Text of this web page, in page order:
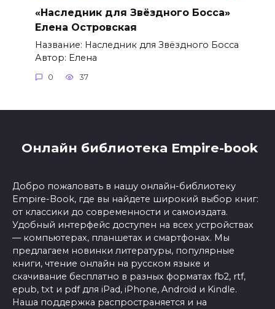
«Наследник для Звёздного Босса»
Елена Островская
Название: Наследник для Звёздного Босса
Автор: Елена
0 37
Онлайн библиотека Empire-book
Добро пожаловать в нашу онлайн-библиотеку
Empire-Book, где вы найдете широкий выбор книг:
от классики до современности и самоиздата.
Удобный интерфейс доступен на всех устройствах
— компьютерах, планшетах и смартфонах. Мы
предлагаем новинки литературы, популярные
книги, чтение онлайн на русском языке и
скачивание бесплатно в разных форматах fb2, rtf,
epub, txt и pdf для iPad, iPhone, Android и Kindle.
Наша поддержка распространяется и на